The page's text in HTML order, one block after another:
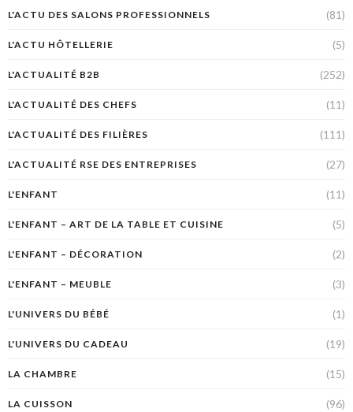
L'ACTU DES SALONS PROFESSIONNELS (81)
L'ACTU HÔTELLERIE (5)
L'ACTUALITÉ B2B (252)
L'ACTUALITÉ DES CHEFS (11)
L'ACTUALITÉ DES FILIÈRES (111)
L'ACTUALITÉ RSE DES ENTREPRISES (27)
L'ENFANT (11)
L'ENFANT – ART DE LA TABLE ET CUISINE (5)
L'ENFANT – DÉCORATION (2)
L'ENFANT – MEUBLE (3)
L'UNIVERS DU BÉBÉ (1)
L'UNIVERS DU CADEAU (19)
LA CHAMBRE (15)
LA CUISSON (96)